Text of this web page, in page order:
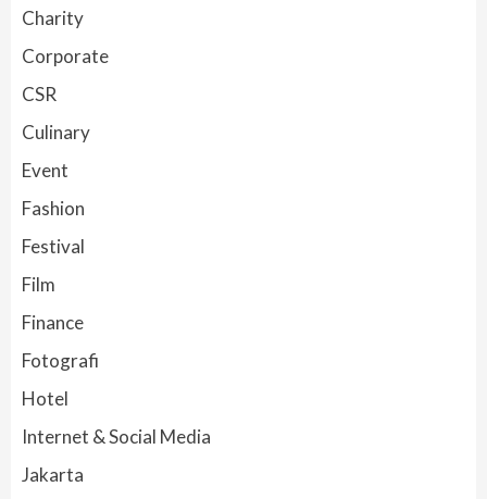
Charity
Corporate
CSR
Culinary
Event
Fashion
Festival
Film
Finance
Fotografi
Hotel
Internet & Social Media
Jakarta